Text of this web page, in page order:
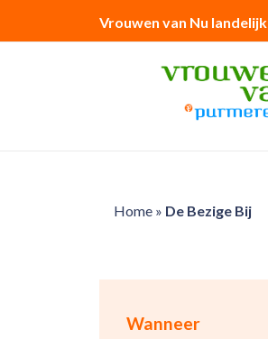
Vrouwen van Nu landelijk
Home» De Bezige Bij
Wanneer